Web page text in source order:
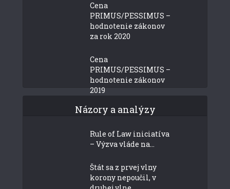
Cena
PRIMUS/PESSIMUS –
hodnotenie zákonov
za rok 2020
Cena
PRIMUS/PESSIMUS –
hodnotenie zákonov
2019
Názory a analýzy
Rule of Law iniciatíva
– Výzva vláde na...
Štát sa z prvej vlny
korony nepoučil, v